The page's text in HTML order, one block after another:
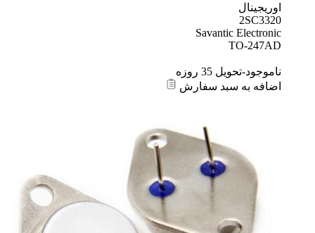
اوریجینال
2SC3320
Savantic Electronic
TO-247AD
ناموجود-تحویل 35 روزه
اضافه به سبد سفارش